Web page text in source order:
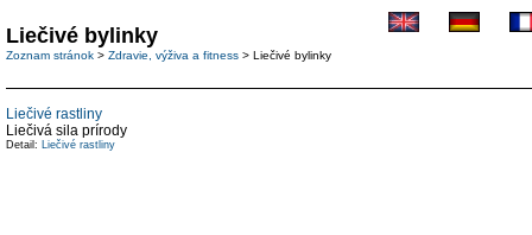
Liečivé bylinky
Zoznam stránok > Zdravie, výživa a fitness > Liečivé bylinky
Liečivé rastliny
Liečivá sila prírody
Detail: Liečivé rastliny